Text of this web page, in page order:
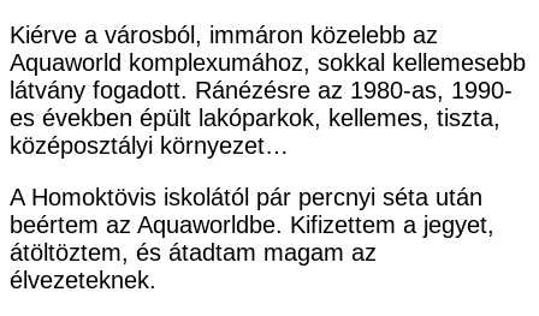
Kiérve a városból, immáron közelebb az
Aquaworld komplexumához, sokkal kellemesebb
látvány fogadott. Ránézésre az 1980-as, 1990-
es években épült lakóparkok, kellemes, tiszta,
középosztályi környezet…
A Homoktövis iskolától pár percnyi séta után
beértem az Aquaworldbe. Kifizettem a jegyet,
átöltöztem, és átadtam magam az
élvezeteknek.